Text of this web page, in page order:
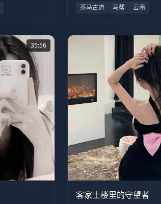
茶马古道 马帮 云南
35:56
35:56
1.7万
客家土楼里的守望者